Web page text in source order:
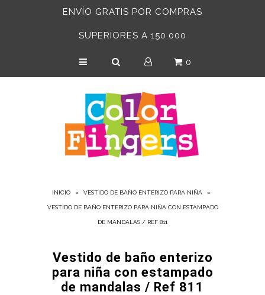
ENVÍO GRATIS POR COMPRAS
SUPERIORES A 150.000
0
INICIO » VESTIDO DE BAÑO ENTERIZO PARA NIÑA »
VESTIDO DE BAÑO ENTERIZO PARA NIÑA CON ESTAMPADO
DE MANDALAS / REF 811
Vestido de baño enterizo
para niña con estampado
de mandalas / Ref 811
ACCESORIOS